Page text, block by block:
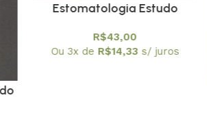
Estomatologia Estudo
Prevenção Bucal
R$43,00
Ou 3x de R$14,33 s/ juros